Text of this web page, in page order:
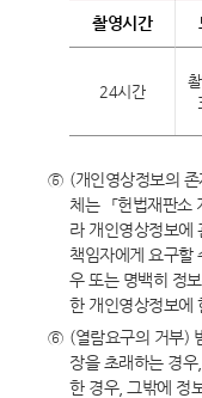
촬영시간
24시간
⑤ (개인영상정보의
체는 「헌법재판소
라 개인영상정보에
책임자에게 요구할
우 또는 명백히 정
한 개인영상정보에
⑥ (열람요구의 거부)
장을 초래하는 경
한 경우, 그밖에 정